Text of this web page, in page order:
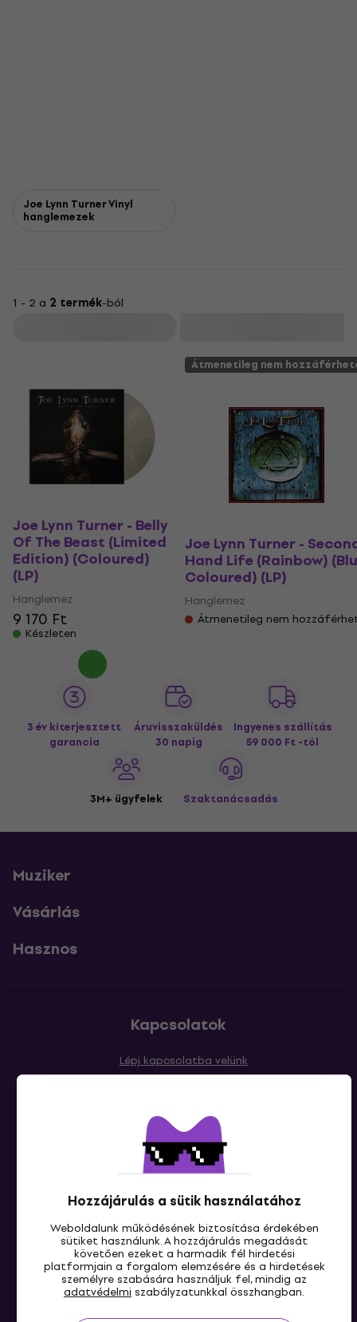
Hozzájárulás a sütik használatához
Weboldalunk működésének biztosítása érdekében
sütiket használunk. A hozzájárulás megadását
követően ezeket a harmadik fél hirdetési
platformjain a forgalom elemzésére és a hirdetések
személyre szabására használjuk fel, mindig az
adatvédelmi szabályzatunkkal összhangban.
Joe Lynn Turner Vinyl
hanglemezek
1 - 2 a 2 termék-ból
Joe Lynn Turner - Belly
Of The Beast (Limited
Edition) (Coloured)
(LP)
Hanglemez
9 170 Ft
Készleten
Átmenetileg nem
Joe Lynn Turner -
Hand Life (Rainbow)
Coloured) (LP)
Hanglemez
Átmenetileg nem
3 év kiterjesztett
garancia
Áruvisszaküldés
30 napig
Ingyenes szállítás
59 000 Ft -tól
3M+ ügyfelek Szaktanácsadás
Muziker
Vásárlás
Hasznos
Kapcsolatok
Lépj kapcsolatba velünk